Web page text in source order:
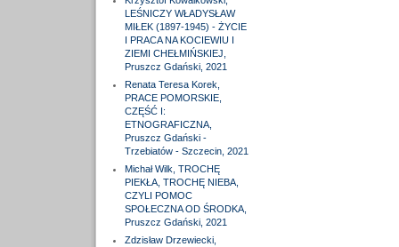
LEŚNICZY WŁADYSŁAW
MIŁEK (1897-1945) - ŻYCIE
I PRACA NA KOCIEWIU I
ZIEMI CHEŁMIŃSKIEJ,
Pruszcz Gdański, 2021
Renata Teresa Korek,
PRACE POMORSKIE,
CZĘŚĆ I:
ETNOGRAFICZNA,
Pruszcz Gdański -
Trzebiatów - Szczecin, 2021
Michał Wilk, TROCHĘ
PIEKŁA, TROCHĘ NIEBA,
CZYLI POMOC
SPOŁECZNA OD ŚRODKA,
Pruszcz Gdański, 2021
Zdzisław Drzewiecki,